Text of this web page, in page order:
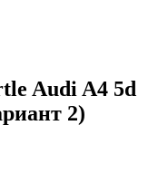
Audi A4 5d
2)